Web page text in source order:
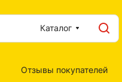
Каталог
Отзывы покупателей